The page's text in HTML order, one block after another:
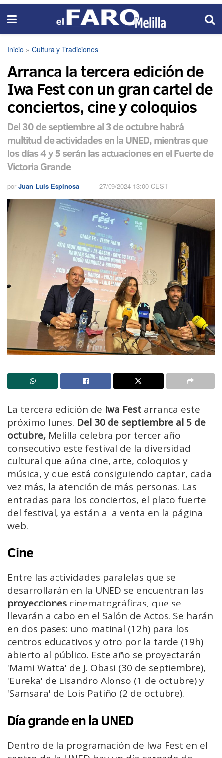
Inicio » Cultura y Tradiciones
Arranca la tercera edición de
Iwa Fest con un gran cartel de
conciertos, cine y coloquios
Del 30 de septiembre al 3 de octubre habrá
multitud de actividades en la UNED, mientras que
los días 4 y 5 serán las actuaciones en el Fuerte de
Victoria Grande
por Juan Luis Espinosa 27/09/2024 13:00 CEST
La tercera edición de Iwa Fest arranca este
próximo lunes. Del 30 de septiembre al 5 de
octubre, Melilla celebra por tercer año
consecutivo este festival de la diversidad
cultural que aúna cine, arte, coloquios y
música, y que está consiguiendo captar, cada
vez más, la atención de más personas. Las
entradas para los conciertos, el plato fuerte
del festival, ya están a la venta en la página
web.
Cine
Entre las actividades paralelas que se
desarrollarán en la UNED se encuentran las
proyecciones cinematográficas, que se
llevarán a cabo en el Salón de Actos. Se harán
en dos pases: uno matinal (12h) para los
centros educativos y otro por la tarde (19h)
abierto al público. Este año se proyectarán
'Mami Watta' de J. Obasi (30 de septiembre),
'Eureka' de Lisandro Alonso (1 de octubre) y
'Samsara' de Lois Patiño (2 de octubre).
Día grande en la UNED
Dentro de la programación de Iwa Fest en el